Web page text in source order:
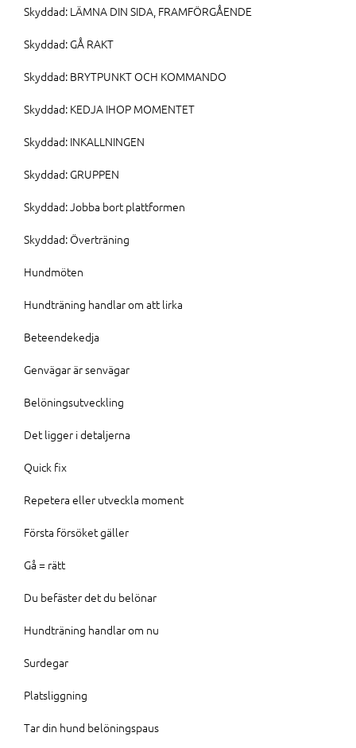
Skyddad: LÄMNA DIN SIDA, FRAMFÖRGÅENDE
Skyddad: GÅ RAKT
Skyddad: BRYTPUNKT OCH KOMMANDO
Skyddad: KEDJA IHOP MOMENTET
Skyddad: INKALLNINGEN
Skyddad: GRUPPEN
Skyddad: Jobba bort plattformen
Skyddad: Överträning
Hundmöten
Hundträning handlar om att lirka
Beteendekedja
Genvägar är senvägar
Belöningsutveckling
Det ligger i detaljerna
Quick fix
Repetera eller utveckla moment
Första försöket gäller
Gå = rätt
Du befäster det du belönar
Hundträning handlar om nu
Surdegar
Platsliggning
Tar din hund belöningspaus